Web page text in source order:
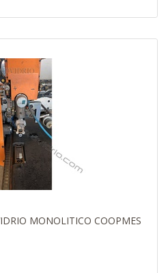
MONOLITICO COOPMES